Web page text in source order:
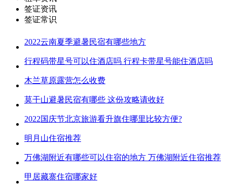
签证资讯
签证常识
2022云南夏季避暑民宿有哪些地方
行程码带星号可以住酒店吗 行程卡带星号能住酒店吗
木兰草原露营怎么收费
莫干山避暑民宿有哪些 这份攻略请收好
2022国庆节北京旅游看升旗住哪里比较方便?
明月山住宿推荐
万佛湖附近有哪些可以住宿的地方 万佛湖附近住宿推荐
甲居藏寨住宿哪家好